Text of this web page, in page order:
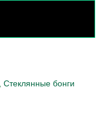
Стеклянные бонги